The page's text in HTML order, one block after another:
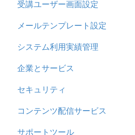
助成金
採点・承認権限を持ったユー
受講ユーザー画面設定
メールテンプレート設定
システム利用実績管理
企業とサービス
用語の定義
企業について
統合ユーザーについて
セキュリティ
シングルサインオン設定
証明書認証
コンテンツ配信サービス
サポートツール